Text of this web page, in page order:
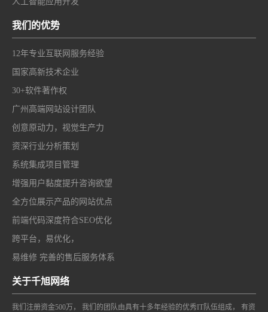
我们的优势
12年专业互联网服务经验
国家高新技术企业
30+软件著作权
广州高端网站设计团队
创意原动力，视觉生产力
资深行业分析策划
系统集成项目管理
增强用户黏度提升咨询欲望
全方位展示产品的网站优点
前端代码深度符合SEO优化
跨平台，易优化，
易维修 完善的售后服务体系
关于千旭网络
我们注册资金500万， 我们的团队由具有十多年经验的优秀IT队伍组成， 有资